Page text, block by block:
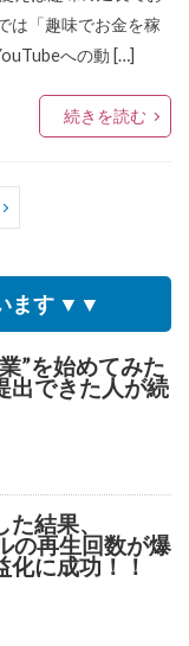
は「趣味でお金を稼
への動 […]
続きを読む
ます ▼▼
”を始めてみた
出できた人が続
結果、
の再生回数が爆
に成功！！